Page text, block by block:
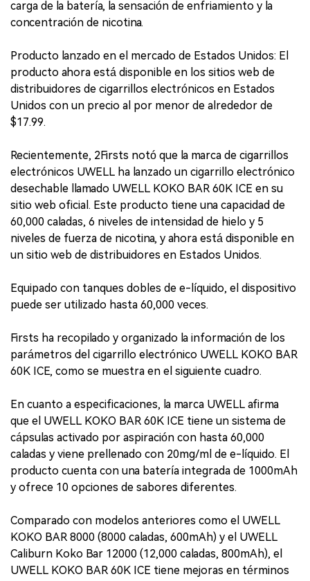
carga de la batería, la sensación de enfriamiento y la
concentración de nicotina.
Producto lanzado en el mercado de Estados Unidos: El
producto ahora está disponible en los sitios web de
distribuidores de cigarrillos electrónicos en Estados
Unidos con un precio al por menor de alrededor de
$17.99.
Recientemente, 2Firsts notó que la marca de cigarrillos
electrónicos UWELL ha lanzado un cigarrillo electrónico
desechable llamado UWELL KOKO BAR 60K ICE en su
sitio web oficial. Este producto tiene una capacidad de
60,000 caladas, 6 niveles de intensidad de hielo y 5
niveles de fuerza de nicotina, y ahora está disponible en
un sitio web de distribuidores en Estados Unidos.
Equipado con tanques dobles de e-líquido, el dispositivo
puede ser utilizado hasta 60,000 veces.
Firsts ha recopilado y organizado la información de los
parámetros del cigarrillo electrónico UWELL KOKO BAR
60K ICE, como se muestra en el siguiente cuadro.
En cuanto a especificaciones, la marca UWELL afirma
que el UWELL KOKO BAR 60K ICE tiene un sistema de
cápsulas activado por aspiración con hasta 60,000
caladas y viene prellenado con 20mg/ml de e-líquido. El
producto cuenta con una batería integrada de 1000mAh
y ofrece 10 opciones de sabores diferentes.
Comparado con modelos anteriores como el UWELL
KOKO BAR 8000 (8000 caladas, 600mAh) y el UWELL
Caliburn Koko Bar 12000 (12,000 caladas, 800mAh), el
UWELL KOKO BAR 60K ICE tiene mejoras en términos